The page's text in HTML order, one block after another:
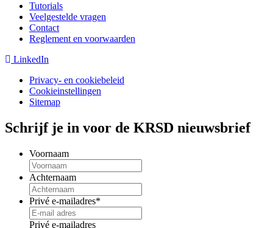
Tutorials
Veelgestelde vragen
Contact
Reglement en voorwaarden
LinkedIn
Privacy- en cookiebeleid
Cookieinstellingen
Sitemap
Schrijf je in voor de KRSD nieuwsbrief
Voornaam
Achternaam
Privé e-mailadres*
Privé e-mailadres